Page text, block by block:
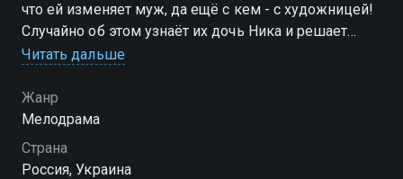
что ей изменяет муж, да ещё с кем - с художницей!
Случайно об этом узнаёт их дочь Ника и решает
разрушить жизнь женщины, но постепенно
Читать дальше
Жанр
Мелодрама
Страна
Россия, Украина